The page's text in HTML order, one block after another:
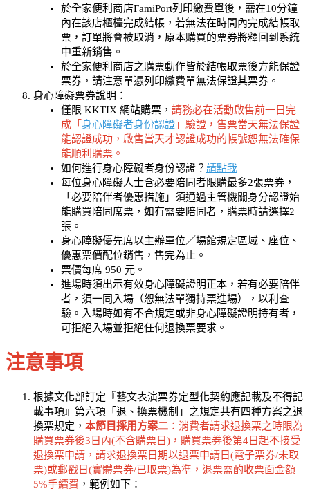
於全家便利商店FamiPort列印繳費單後，需在10分鐘
內在該店櫃檯完成結帳，若無法在時間內完成結帳取
票，訂單將會被取消，原本購買的票券將釋回到系統
中重新銷售。
於全家便利商店之購票動作皆於結帳取票後方能保證
票券，請注意單憑列印繳費單無法保證其票券。
身心障礙票券說明：
僅限 KKTIX 網站購票， 請務必在活動啟售前一日完
成「 身心障礙者身份認證 」驗證，售票當天無法保證
能認證成功，啟售當天才認證成功的帳號恕無法確保
能順利購票。
如何進行身心障礙者身份認證？ 請點我
每位身心障礙人士含必要陪同者限購最多2張票券，
「必要陪伴者優惠措施」須通過主管機關身分認證始
能購買陪同席票，如有需要陪同者，購票時請選擇2
張。
身心障礙優先席以主辦單位／場館規定區域、座位、
優惠票價配位銷售，售完為止。
票價每席 950 元。
進場時須出示有效身心障礙證明正本，若有必要陪伴
者，須一同入場（恕無法單獨持票進場），以利查
驗。入場時如有不合規定或非身心障礙證明持有者，
可拒絕入場並拒絕任何退換票要求。
注意事項
根據文化部訂定『藝文表演票券定型化契約應記載及不得記
載事項』第六項「退、換票機制」之規定共有四種方案之退
換票規定， 本節目採用方案二 ：消費者請求退換票之時限為
購買票券後3日內(不含購票日)，購買票券後第4日起不接受
退換票申請，請求退換票日期以退票申請日(電子票券/未取
票)或郵戳日(實體票券/已取票)為準，退票需酌收票面金額
5%手續費 ，範例如下：